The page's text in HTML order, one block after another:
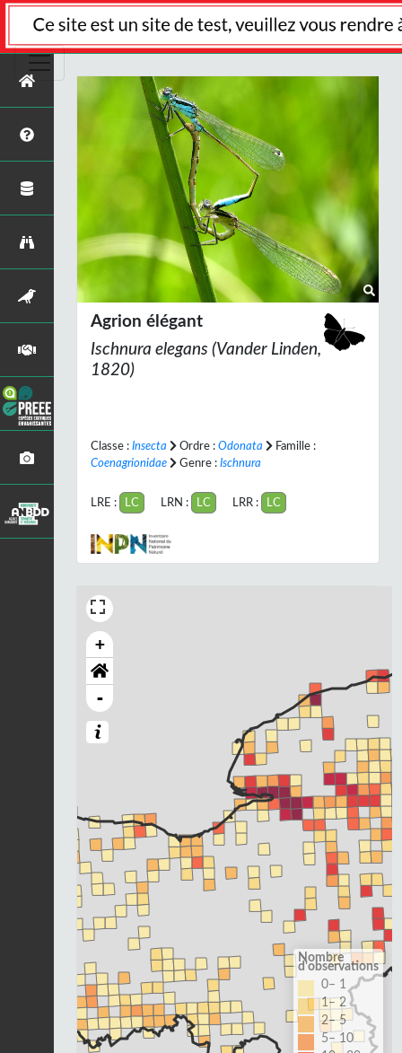
Agrion élégant
Ischnura elegans (Vander Linden,
1820)
Classe : Insecta Ordre : Odonata
Famille :
Coenagrionidae
Genre : Ischnura
LRE : LC LRN : LC LRR : LC
+
-
Nombre
d'observations
0– 1
1– 2
2– 5
5– 10